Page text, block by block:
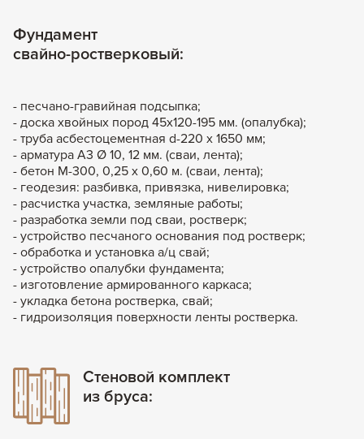
Фундамент
свайно-ростверковый:
- песчано-гравийная подсыпка;
- доска хвойных пород 45х120-195 мм. (опалубка);
- труба асбестоцементная d-220 х 1650 мм;
- арматура А3 Ø 10, 12 мм. (сваи, лента);
- бетон М-300, 0,25 х 0,60 м. (сваи, лента);
- геодезия: разбивка, привязка, нивелировка;
- расчистка участка, земляные работы;
- разработка земли под сваи, ростверк;
- устройство песчаного основания под ростверк;
- обработка и установка а/ц свай;
- устройство опалубки фундамента;
- изготовление армированного каркаса;
- укладка бетона ростверка, свай;
- гидроизоляция поверхности ленты ростверка.
Стеновой комплект
из бруса: